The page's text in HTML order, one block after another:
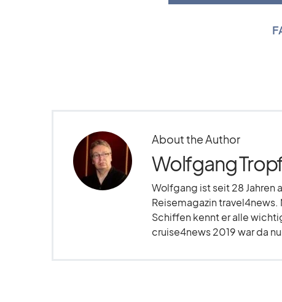
About the Author
Wolfgang
Wolfgang ist seit 28 Jahren
Reisemagazin travel4news.
Schiffen kennt er alle
cruise4news 2019 war da